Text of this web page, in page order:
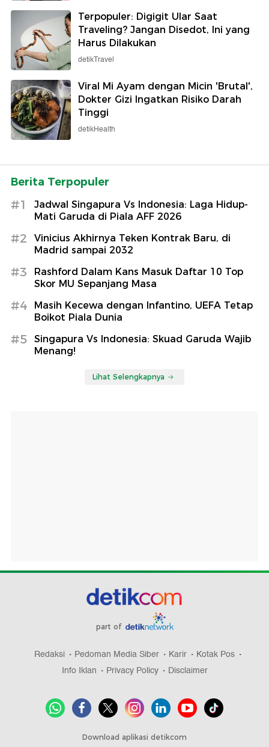
Terpopuler: Digigit Ular Saat
Traveling? Jangan Disedot, Ini yang
Harus Dilakukan
detikTravel
Viral Mi Ayam dengan Micin 'Brutal',
Dokter Gizi Ingatkan Risiko Darah
Tinggi
detikHealth
Berita Terpopuler
#1
Jadwal Singapura Vs Indonesia: Laga Hidup-
Mati Garuda di Piala AFF 2026
#2
Vinicius Akhirnya Teken Kontrak Baru, di
Madrid sampai 2032
#3
Rashford Dalam Kans Masuk Daftar 10 Top
Skor MU Sepanjang Masa
#4
Masih Kecewa dengan Infantino, UEFA Tetap
Boikot Piala Dunia
#5
Singapura Vs Indonesia: Skuad Garuda Wajib
Menang!
Lihat Selengkapnya
part of
Redaksi Pedoman Media Siber Karir
Kotak Pos
Info Iklan
Privacy Policy Disclaimer
Download aplikasi detikcom